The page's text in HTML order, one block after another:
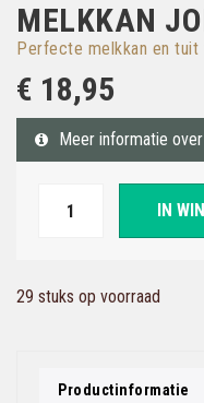
MELKKAN
Perfecte melkkan en
€ 18,95
Meer informatie
IN
29 stuks op voorraad
Productinformatie